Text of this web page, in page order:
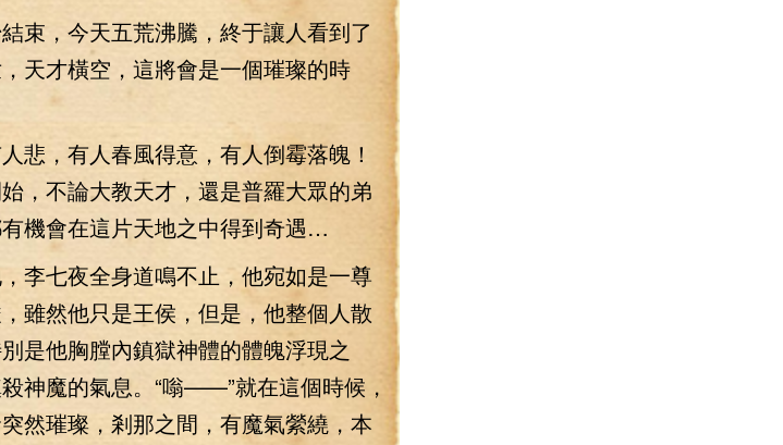
，今天五荒沸騰，終于讓人看到了
天才橫空，這將會是一個璀璨的時
，有人春風得意，有人倒霉落魄！
，不論大教天才，還是普羅大眾的弟
機會在這片天地之中得到奇遇…
七夜全身道鳴不止，他宛如是一尊
雖然他只是王侯，但是，他整個人散
是他胸膛內鎮獄神體的體魄浮現之
神魔的氣息。“嗡——”就在這個時候，
然璀璨，剎那之間，有魔氣縈繞，本